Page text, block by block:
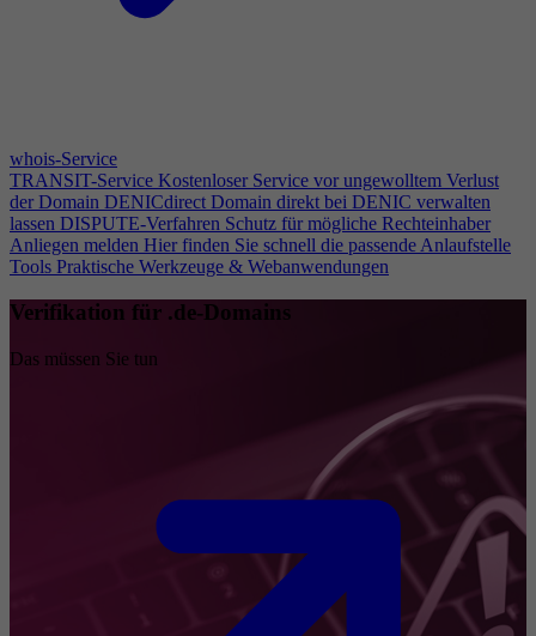
whois-Service
TRANSIT-Service Kostenloser Service vor ungewolltem Verlust
der Domain DENICdirect Domain direkt bei DENIC verwalten
lassen DISPUTE-Verfahren Schutz für mögliche Rechteinhaber
Anliegen melden Hier finden Sie schnell die passende Anlaufstelle
Tools Praktische Werkzeuge & Webanwendungen
Verifikation für .de-Domains
Das müssen Sie tun